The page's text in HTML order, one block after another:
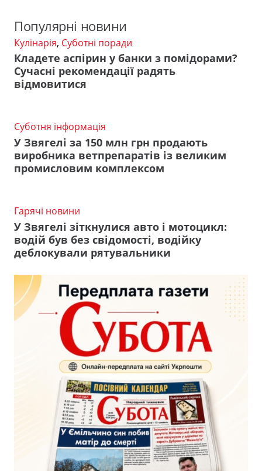
Популярні новини
Кулінарія, Суботні поради
Кладете аспірин у банки з помідорами?
Сучасні рекомендації радять
відмовитися
Суботня інформація
У Звягелі за 150 млн грн продають
виробника ветпрепаратів із великим
промисловим комплексом
Гарячі новини
У Звягелі зіткнулися авто і мотоцикл:
водій був без свідомості, водійку
деблокували рятувальники